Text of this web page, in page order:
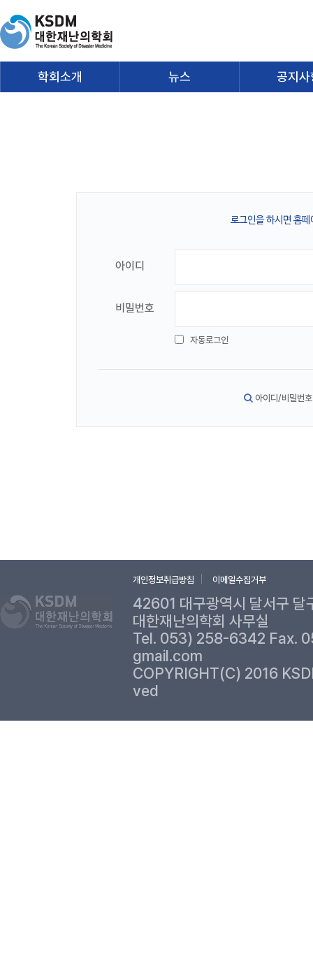
학회소개 뉴스 공지
로그인을 하시면 홈
아이디
비밀번호
자동로그인
아이디/비밀번
개인정보취급방침 이메일수집거부
42601 대구광역시 달서구 달
대한재난의학회 사무실
Tel. 053) 258-6342 Fax.
gmail.com
COPYRIGHT(C) 2016
ved